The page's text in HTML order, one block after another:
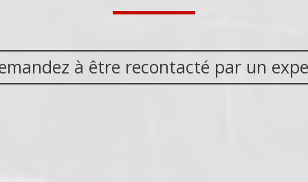
à être recontacté par un